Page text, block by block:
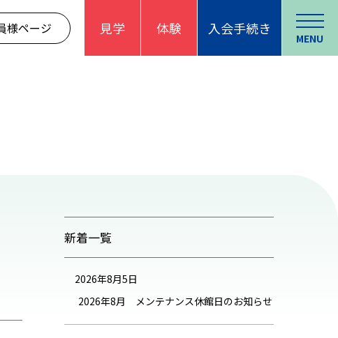
様ページ 見学 体験 入会手続き
MENU
新着一覧
2026年8月5日
2026年8月 メンテナンス休館日のお知らせ